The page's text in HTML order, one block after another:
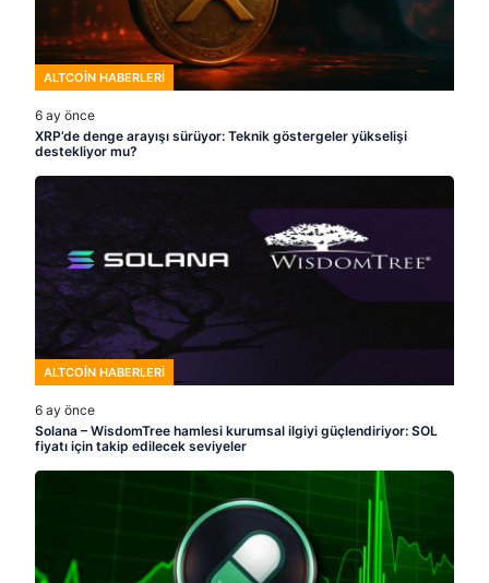
ALTCOIN HABERLERI
6 ay önce
XRP’de denge arayışı sürüyor: Teknik göstergeler yükselişi
destekliyor mu?
ALTCOIN HABERLERI
6 ay önce
Solana – WisdomTree hamlesi kurumsal ilgiyi güçlendiriyor: SOL
fiyatı için takip edilecek seviyeler